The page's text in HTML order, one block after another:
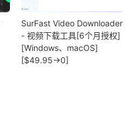
SurFast Video Downloader
- 视频下载工具[6个月授权]
[Windows、macOS]
[$49.95→0]